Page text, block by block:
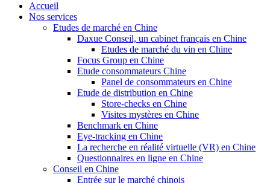
Accueil
Nos services
Etudes de marché en Chine
Daxue Conseil, un cabinet français en Chine
Etudes de marché du vin en Chine
Focus Group en Chine
Etude consommateurs Chine
Panel de consommateurs en Chine
Etude de distribution en Chine
Store-checks en Chine
Visites mystères en Chine
Benchmark en Chine
Eye-tracking en Chine
La recherche en réalité virtuelle (VR) en Chine
Questionnaires en ligne en Chine
Conseil en Chine
Entrée sur le marché chinois